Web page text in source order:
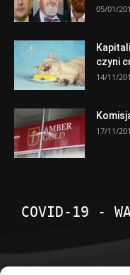
05/01/
czyni
14/11/
17/11/
COVID-19 -